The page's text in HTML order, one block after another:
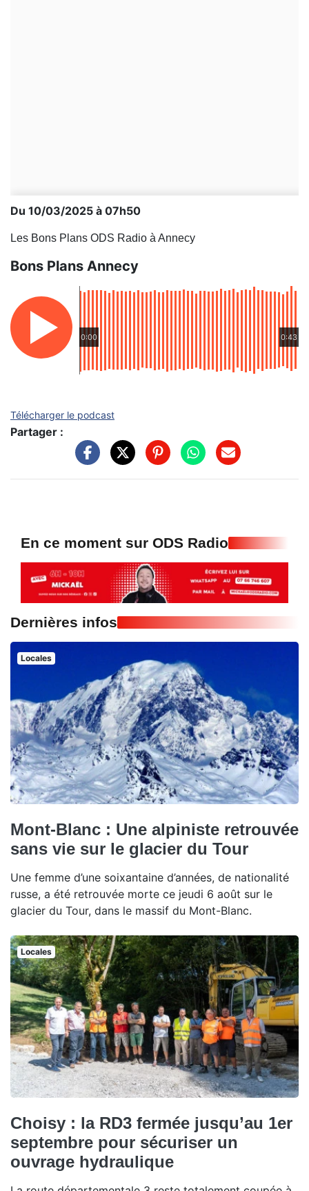
Du 10/03/2025 à 07h50
Les Bons Plans ODS Radio à Annecy
Bons Plans Annecy
0:00 0:43
Télécharger le podcast
Partager :
En ce moment sur ODS Radio
Dernières infos
Locales
Mont-Blanc : Une alpiniste retrouvée
sans vie sur le glacier du Tour
Une femme d’une soixantaine d’années, de nationalité
russe, a été retrouvée morte ce jeudi 6 août sur le
glacier du Tour, dans le massif du Mont-Blanc.
Locales
Choisy : la RD3 fermée jusqu’au 1er
septembre pour sécuriser un
ouvrage hydraulique